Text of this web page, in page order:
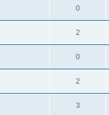
0
2
0
2
3